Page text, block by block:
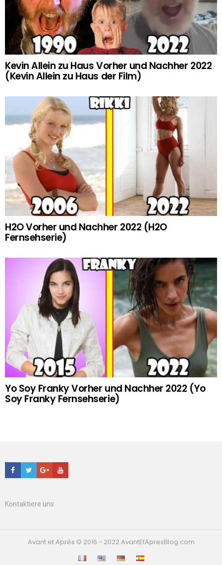
Kevin Allein zu Haus Vorher und Nachher 2022
(Kevin Allein zu Haus der Film)
H2O Vorher und Nachher 2022 (H2O
Fernsehserie)
Yo Soy Franky Vorher und Nachher 2022 (Yo
Soy Franky Fernsehserie)
Facebook
TwitterGoogle+Youtube
Kontaktiere uns
Avant et Après © 2016 - 2022 AvantEtApresBlog.com